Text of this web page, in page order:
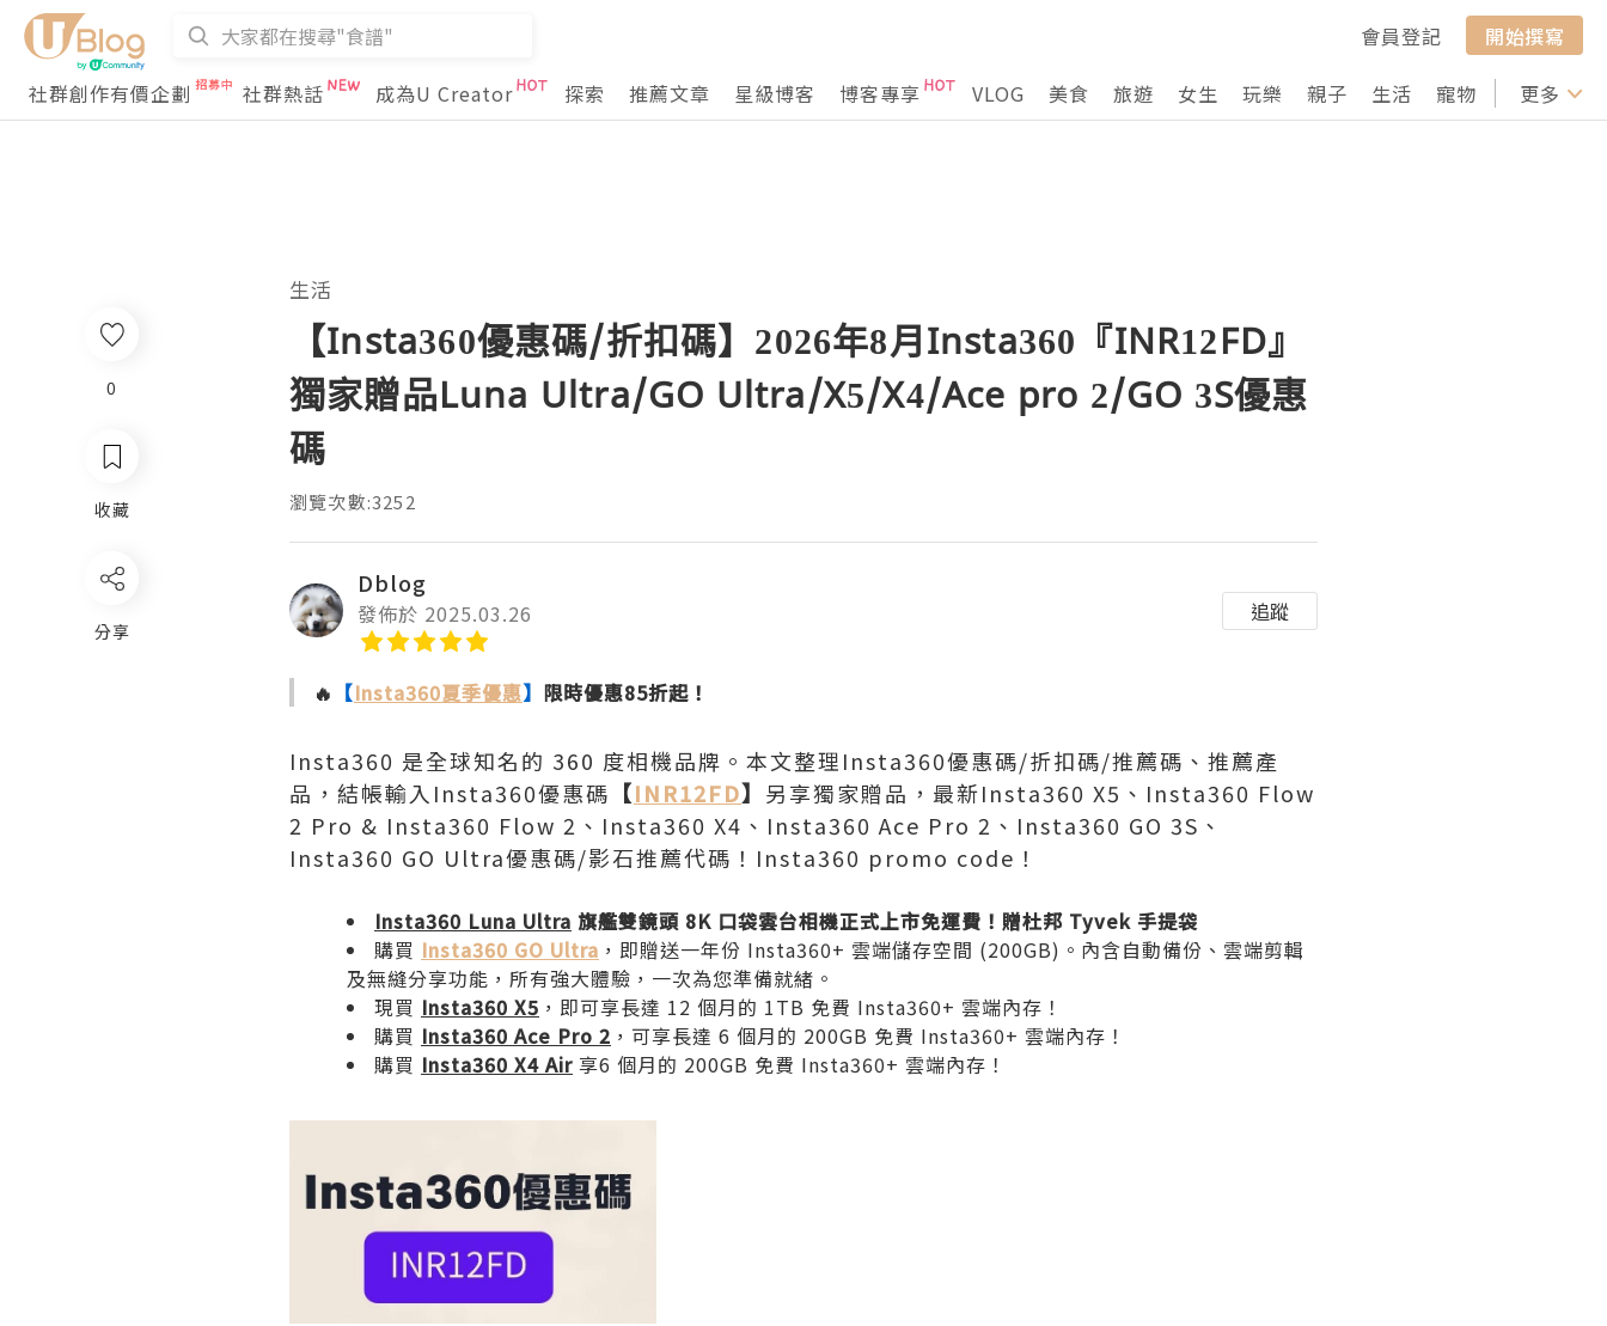
會員登記
開始撰寫
社群創作有價企劃
社群熱話 成為U Creator 探索 推薦文章 星級博客 博客專享 VLOG 美食 旅遊 女生 玩樂 親子 生活 寵物 行山 打卡
更多
0
收藏
分享
生活
【Insta360優惠碼/折扣碼】2026年8月Insta360『INR12FD』
獨家贈品Luna Ultra/GO Ultra/X5/X4/Ace pro 2/GO 3S優惠
碼
瀏覽次數:3252
Dblog
發佈於 2025.03.26 追蹤
🔥 【Insta360夏季優惠】 限時優惠85折起！
Insta360 是全球知名的 360 度相機品牌。本文整理Insta360優惠碼/折扣碼/推薦碼、推薦產
品，結帳輸入Insta360優惠碼 【INR12FD】 另享獨家贈品，最新Insta360 X5、Insta360 Flow
2 Pro & Insta360 Flow 2、Insta360 X4、Insta360 Ace Pro 2、Insta360 GO 3S、
Insta360 GO Ultra優惠碼/影石推薦代碼！Insta360 promo code！
Insta360 Luna Ultra 旗艦雙鏡頭 8K 口袋雲台相機正式上市免運費！贈杜邦 Tyvek 手提袋
購買 Insta360 GO Ultra ，即贈送一年份 Insta360+ 雲端儲存空間 (200GB)。內含自動備份、雲端剪輯
及無縫分享功能，所有強大體驗，一次為您準備就緒。
現買 Insta360 X5 ，即可享長達 12 個月的 1TB 免費 Insta360+ 雲端內存！
購買 Insta360 Ace Pro 2 ，可享長達 6 個月的 200GB 免費 Insta360+ 雲端內存！
購買 Insta360 X4 Air 享6 個月的 200GB 免費 Insta360+ 雲端內存！